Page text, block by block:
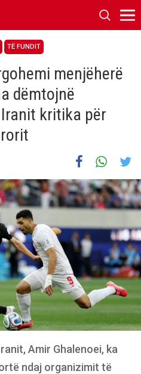
TË FUNDIT
menjëherë
dëmtojnë
kritika për
Amir Ghalenoei, ka
ndaj organizimit të